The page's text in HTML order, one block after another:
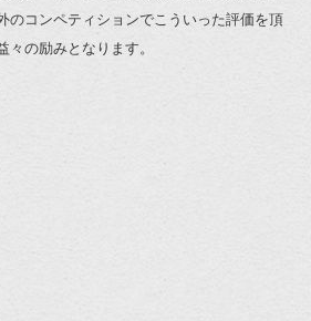
のコンペティションでこういった評価を頂
々の励みとなります。